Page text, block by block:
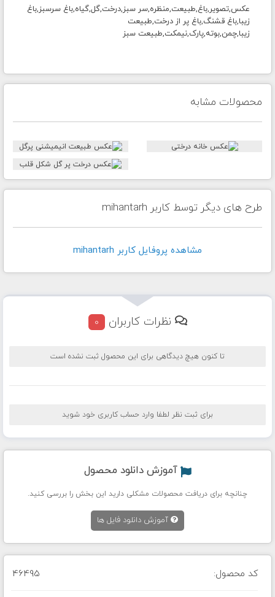
عکس,تصویر,باغ,طبیعت,منظره,سر سبز,درخت,گل,گیاه,باغ سرسبز,باغ
زیبا,باغ قشنگ,باغ پر از درخت,طبیعت
زیبا,چمن,بوته,پارک,نیمکت,طبیعت سبز
محصولات مشابه
طرح های دیگر توسط کاربر mihantarh
مشاهده پروفايل کاربر mihantarh
نظرات کاربران 0
تا کنون هیچ دیدگاهی برای این محصول ثبت نشده است
برای ثبت نظر لطفا وارد حساب کاربری خود شوید
آموزش دانلود محصول
چنانچه برای دریافت محصولات مشکلی دارید این بخش را بررسی کنید.
آموزش دانلود فایل ها
کد محصول: 46495